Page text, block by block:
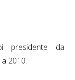
presidente da
2010.